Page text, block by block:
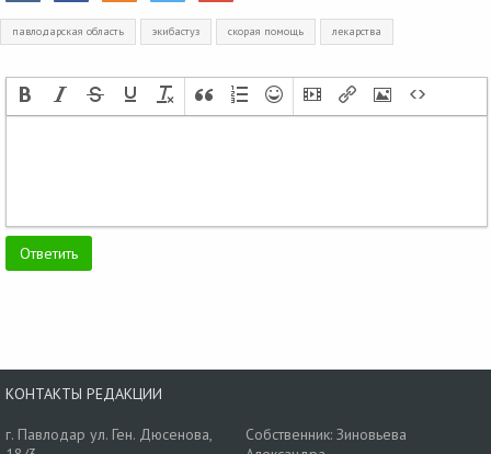
павлодарская область экибастуз скорая помощь лекарства
КОНТАКТЫ РЕДАКЦИИ
г. Павлодар ул. Ген. Дюсенова,
Собственник: Зиновьева